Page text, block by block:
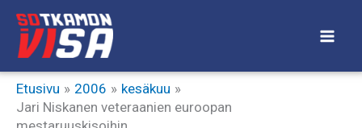
Siirry
sisältöön
Etusivu 2006
kesäkuu
Jari Niskanen veteraanien euroopan